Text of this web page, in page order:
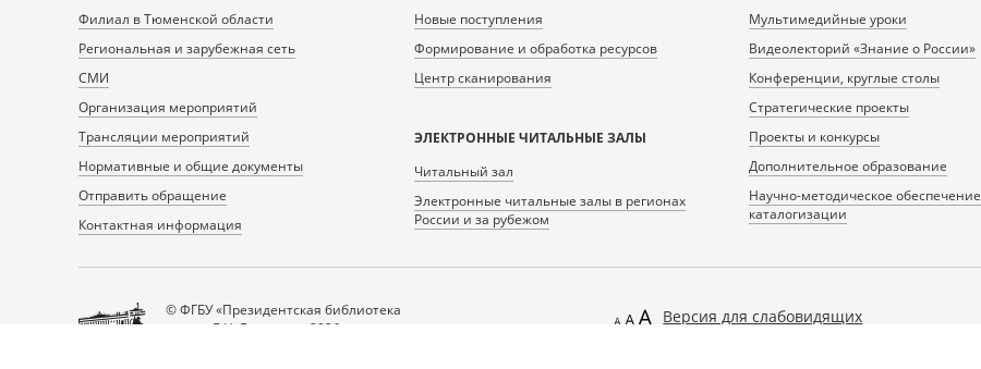
Филиал в Тюменской области
Региональная и зарубежная сеть
СМИ
Организация мероприятий
Трансляции мероприятий
Нормативные и общие документы
Отправить обращение
Контактная информация
Новые поступления
Формирование и обработка ресурсов
Центр сканирования
ЭЛЕКТРОННЫЕ ЧИТАЛЬНЫЕ ЗАЛЫ
Читальный зал
Электронные читальные залы в регионах
России и за рубежом
Мультимедийные уроки
Видеолекторий «Знание о России»
Конференции, круглые столы
Стратегические проекты
Проекты и конкурсы
Дополнительное образование
Научно-методическое обеспечение
каталогизации
© ФГБУ «Президентская библиотека
имени Б.Н. Ельцина», 2026
Версия для слабовидящих